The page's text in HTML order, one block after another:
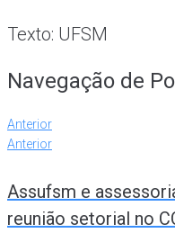
Texto: UFSM
Navegação de
Anterior
Anterior
Assufsm e
reunião setorial no